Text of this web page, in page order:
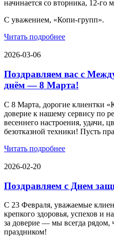
начинается со вторника, 12-го
С уважением, «Копи-групп».
Читать подробнее
2026-03-06
Поздравляем вас с
днём — 8 Марта!
С 8 Марта, дорогие клиентки
доверие к нашему сервису по
весеннего настроения, удачи,
безотказной техники! Пусть
Читать подробнее
2026-02-20
Поздравляем с Днем
С 23 Февраля, уважаемые
крепкого здоровья, успехов и
за доверие — мы всегда
праздником!